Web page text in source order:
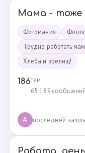
Мама - тоже
Фотомания
Трудно работать
Хлеба и зрелищ!
186тем
65 185 сообщений
A последней
Работа,